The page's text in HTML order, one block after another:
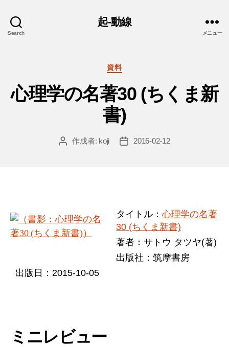
Search
起-動線
メニュー
カ
ゴ
リ
ー
資料
心理学の名著30 (ちくま新
書)
投
作成者: koji
投
2016-02-12
タイトル：心理学の名著
30 (ちくま新書)
著者：サトウ タツヤ(著)
出版社：筑摩書房
出版日：2015-10-05
ミニレビュー